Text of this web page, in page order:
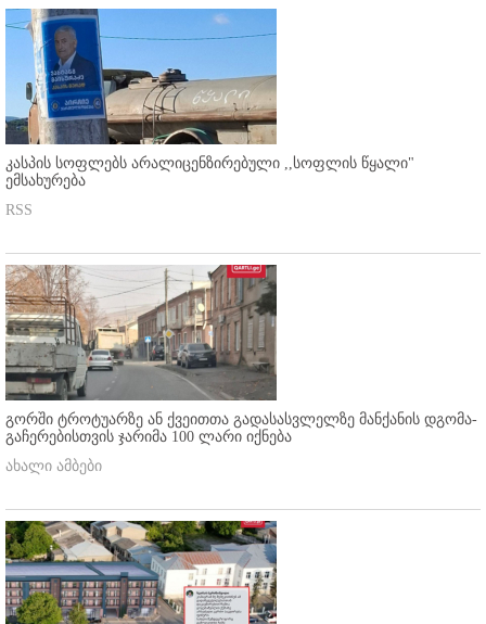
კასპის სოფლებს არალიცენზირებული ,,სოფლის წყალი"
ემსახურება
RSS
გორში ტროტუარზე ან ქვეითთა გადასასვლელზე მანქანის დგომა-
გაჩერებისთვის ჯარიმა 100 ლარი იქნება
ახალი ამბები